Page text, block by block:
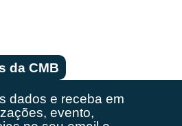
da CMB
dados e receba em
evento,